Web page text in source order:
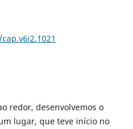
redor, desenvolvemos o
lugar, que teve início no